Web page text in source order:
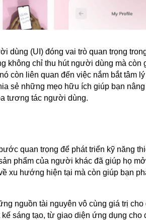
dùng (UI) đóng vai trò quan trọng
không chỉ thu hút người dùng mà còn
còn liên quan đến việc nắm bắt tâm
sẻ những mẹo hữu ích giúp bạn
tương tác người dùng.
quan trọng để phát triển kỹ năng
phẩm của người khác đã giúp họ
xu hướng hiện tại mà còn giúp bạn
nguồn tài nguyên vô cùng giá trị cho
sáng tạo, từ giao diện ứng dụng